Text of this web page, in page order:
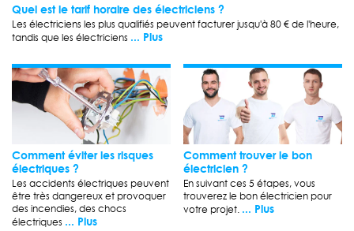
Quel est le tarif horaire des électriciens ?
Les électriciens les plus qualifiés peuvent facturer jusqu'à 80 € de l'heure,
tandis que les électriciens ... Plus
Comment éviter les risques
électriques ?
Les accidents électriques peuvent
être très dangereux et provoquer
des incendies, des chocs
électriques ... Plus
Comment trouver le bon
électricien ?
En suivant ces 5 étapes, vous
trouverez le bon électricien pour
votre projet. ... Plus